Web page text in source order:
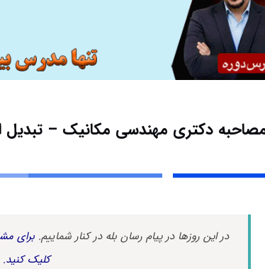
دکتری مهندسی مکانیک – تبدیل
در این روزها در پیام رسان بله در کنار شماییم. برای
کلیک کنید.